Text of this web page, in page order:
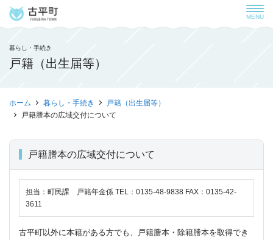
MENU
暮らし・手続き
戸籍（出生届等）
ホーム 暮らし・手続き
戸籍（出生届等）
戸籍謄本の広域交付について
戸籍謄本の広域交付について
担当：町民課 戸籍年金係 TEL：0135-48-9838 FAX：0135-42-
3611
古平町以外に本籍がある方でも、戸籍謄本・除籍謄本を取得でき